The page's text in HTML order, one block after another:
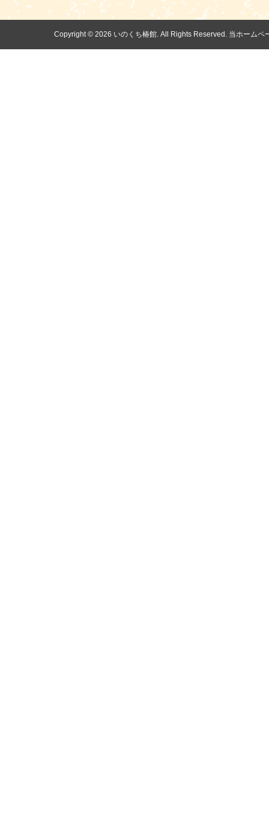
Copyright ©2026 いのくち椿館. All Rights Reserved. 当ホーム